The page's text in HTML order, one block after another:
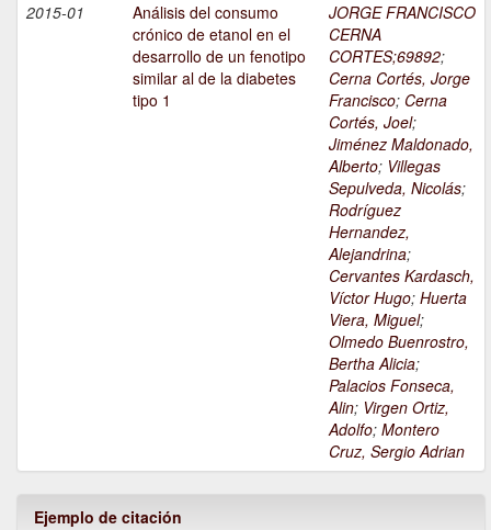
2015-01
Análisis del consumo
crónico de etanol en el
desarrollo de un fenotipo
similar al de la diabetes
tipo 1
JORGE FRANCISCO
CERNA
CORTES;69892;
Cerna Cortés, Jorge
Francisco; Cerna
Cortés, Joel;
Jiménez Maldonado,
Alberto; Villegas
Sepulveda, Nicolás;
Rodríguez
Hernandez,
Alejandrina;
Cervantes Kardasch,
Víctor Hugo; Huerta
Viera, Miguel;
Olmedo Buenrostro,
Bertha Alicia;
Palacios Fonseca,
Alin; Virgen Ortiz,
Adolfo; Montero
Cruz, Sergio Adrian
Ejemplo de citación